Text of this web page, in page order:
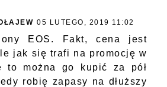
05 LUTEGO, 2019 11:02
EOS. Fakt, cena jest
jak się trafi na promocję w
to można go kupić za pół
robię zapasy na dłuższy